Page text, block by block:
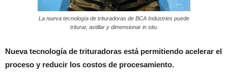
La nueva tecnología de trituradoras de BCA Industries puede
triturar, astillar y dimensionar in situ.
Nueva tecnología de trituradoras está permitiendo acelerar el
proceso y reducir los costos de procesamiento.